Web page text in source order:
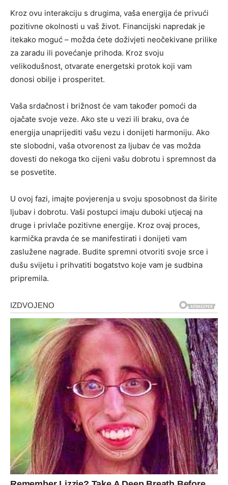
Kroz ovu interakciju s drugima, vaša energija će privući
pozitivne okolnosti u vaš život. Financijski napredak je
itekako moguć – možda ćete doživjeti neočekivane prilike
za zaradu ili povećanje prihoda. Kroz svoju
velikodušnost, otvarate energetski protok koji vam
donosi obilje i prosperitet.
Vaša srdačnost i brižnost će vam također pomoći da
ojačate svoje veze. Ako ste u vezi ili braku, ova će
energija unaprijediti vašu vezu i donijeti harmoniju. Ako
ste slobodni, vaša otvorenost za ljubav će vas možda
dovesti do nekoga tko cijeni vašu dobrotu i spremnost da
se posvetite.
U ovoj fazi, imajte povjerenja u svoju sposobnost da širite
ljubav i dobrotu. Vaši postupci imaju duboki utjecaj na
druge i privlače pozitivne energije. Kroz ovaj proces,
karmička pravda će se manifestirati i donijeti vam
zaslužene nagrade. Budite spremni otvoriti svoje srce i
dušu svijetu i prihvatiti bogatstvo koje vam je sudbina
pripremila.